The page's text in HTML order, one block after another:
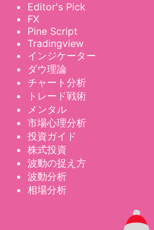
Editor's Pick
FX
Pine Script
Tradingview
インジケーター
ダウ理論
チャート分析
トレード戦術
メンタル
市場心理分析
投資ガイド
株式投資
波動の捉え方
波動分析
相場分析